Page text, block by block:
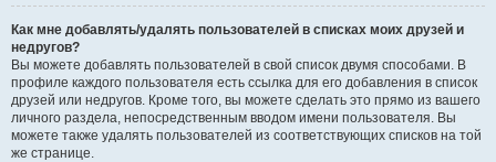
Как мне добавлять/удалять пользователей в списках моих друзей и
недругов?
Вы можете добавлять пользователей в свой список двумя способами. В
профиле каждого пользователя есть ссылка для его добавления в список
друзей или недругов. Кроме того, вы можете сделать это прямо из вашего
личного раздела, непосредственным вводом имени пользователя. Вы
можете также удалять пользователей из соответствующих списков на той
же странице.